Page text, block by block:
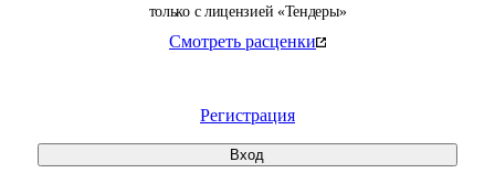
только с лицензией «Тендеры»
Смотреть расценки
Регистрация
Вход